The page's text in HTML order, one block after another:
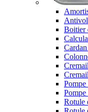
Boitier
Rotule